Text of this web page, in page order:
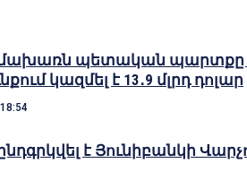
պետական պարտքը
կազմել է 13․9 մլրդ դոլար
է Յունիբանկի